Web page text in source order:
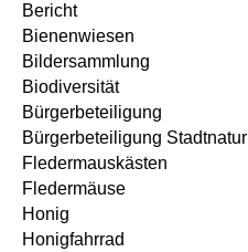
Bericht
Bienenwiesen
Bildersammlung
Biodiversität
Bürgerbeteiligung
Bürgerbeteiligung Stadtnatur
Fledermauskästen
Fledermäuse
Honig
Honigfahrrad